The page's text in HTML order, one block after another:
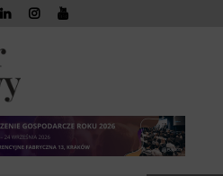
Monitor
Rynkowy